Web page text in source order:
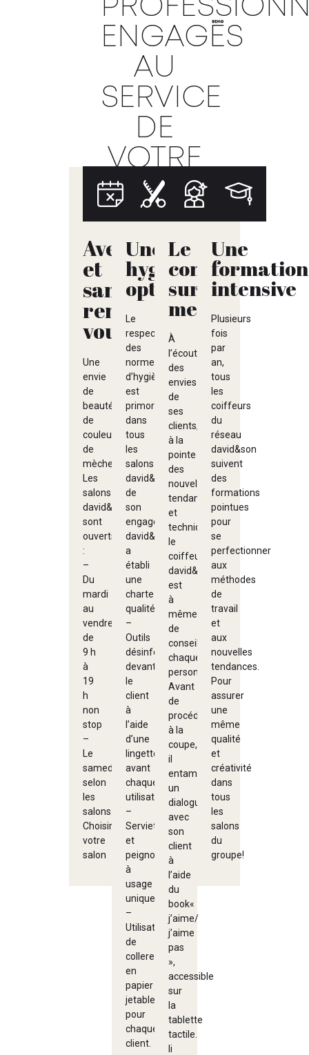
ENGAGÉS
AU
SERVICE
DE
VOTRE
BEAUTÉ.
Avec
et
sans
rendez-
vous
Une
envie
de
beauté,
de
couleur,
de
mèches?
Les
salons
david&son
sont
ouverts
:
–
Du
mardi
au
vendredi,
de
9 h
à
19
h
non
stop
–
Le
samedi
selon
les
salons.
Choisir
votre
salon
Une
hygiène
optimale
Le
respect
des
normes
d’hygiène
est
primordial
dans
tous
les
salons
david&son.Preuve
de
son
engagement,
david&son
a
établi
une
charte
qualité:
–
Outils
désinfectés
devant
le
client
à
l’aide
d’une
lingette
avant
chaque
utilisation.
–
Serviettes
et
peignoirs
à
usage
unique.
–
Utilisation
de
collerettes
en
papier
jetables
pour
chaque
client.
Le
conseil
sur
mesure
À
l’écoute
des
envies
de
ses
clients,
à la
pointe
des
nouvelles
tendances
et
techniques,
le
coiffeur
david&son
est
à
même
de
conseiller
chaque
personne.
Avant
de
procéder
à la
coupe,
il
entame
un
dialogue
avec
son
client
à
l’aide
du
book«
j’aime/
j’aime
pas
»,
accessible
sur
la
tablette
tactile.
li
Une
formation
intensive
Plusieurs
fois
par
an,
tous
les
coiffeurs
du
réseau
david&son
suivent
des
formations
pointues
pour
se
perfectionner
aux
méthodes
de
travail
et
aux
nouvelles
tendances.
Pour
assurer
une
même
qualité
et
créativité
dans
tous
les
salons
du
groupe!